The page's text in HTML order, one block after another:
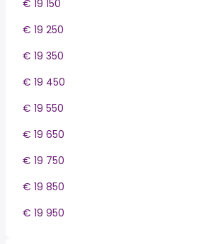
€ 19 150
€ 19 250
€ 19 350
€ 19 450
€ 19 550
€ 19 650
€ 19 750
€ 19 850
€ 19 950